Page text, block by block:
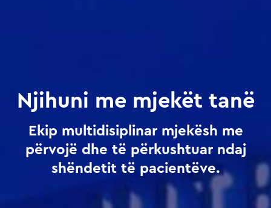
Njihuni me mjekët tanë
Ekip multidisiplinar mjekësh me
përvojë dhe të përkushtuar ndaj
shëndetit të pacientëve.